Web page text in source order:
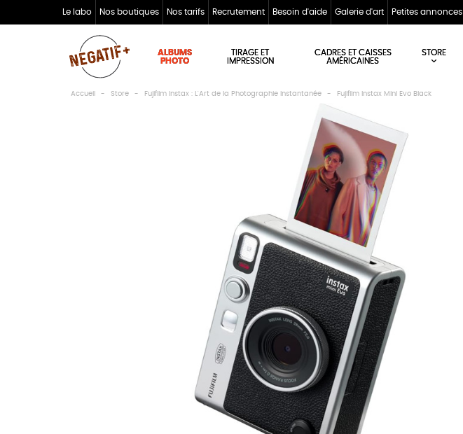
Le labo Nos boutiques Nos tarifs Recrutement Besoin d'aide Galerie d'art Petites annonces
ALBUMS
PHOTO
TIRAGE ET
IMPRESSION
CADRES ET CAISSES
AMÉRICAINES
STORE
Accueil Store Fujifilm Instax : L'Art de la Photographie Instantanée Fujifilm Instax Mini Evo Black